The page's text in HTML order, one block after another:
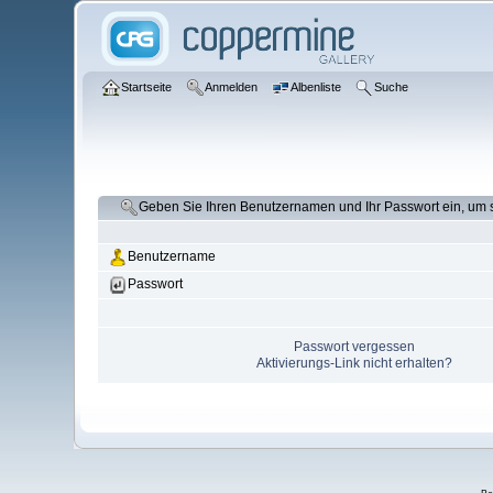
Startseite Anmelden Albenliste Suche
Geben Sie Ihren Benutzernamen und Ihr Passwort ein, um
Benutzername
Passwort
Passwort vergessen
Aktivierungs-Link nicht erhalten?